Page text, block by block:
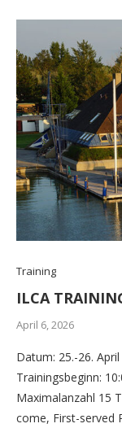
Training
ILCA
April 6, 2026
Datum: 25.-26.
Trainingsbeginn:
Maximalanzahl 15
come, First-served